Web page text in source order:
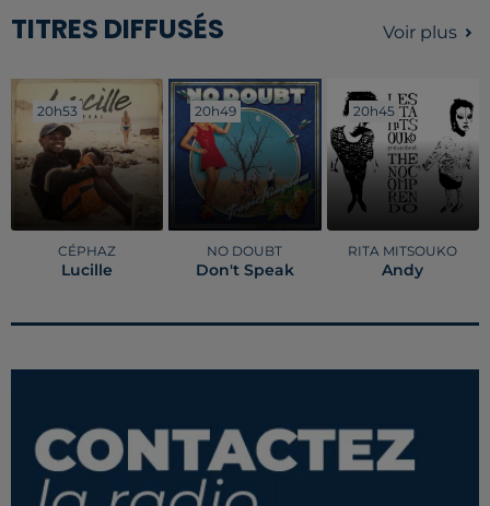
TITRES DIFFUSÉS Voir plus
20h53
20h53
CÉPHAZ
Lucille
20h49
20h49
NO DOUBT
Don't Speak
20h45
20h45
RITA MITSOUKO
Andy